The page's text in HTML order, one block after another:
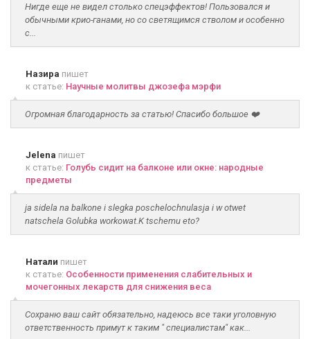
Нигде еще не видел столько спецэффектов! Пользовался и
обычными крио-ганами, но со светящимся стволом и особенно
с...
Назира пишет
к статье: Научные молитвы джозефа мэрфи
Огромная благодарность за статью! Спасибо большое ❤️
Jelena пишет
к статье: Голубь сидит на балконе или окне: народные
предметы
ja sidela na balkone i slegka poschelochnulasja i w otwet
natschela Golubka workowat.K tschemu eto?
Натали пишет
к статье: Особенности применения слабительных и
мочегонных лекарств для снижения веса
Сохраню ваш сайт обязательно, надеюсь все таки уголовную
ответственность примут к таким " специалистам" как...